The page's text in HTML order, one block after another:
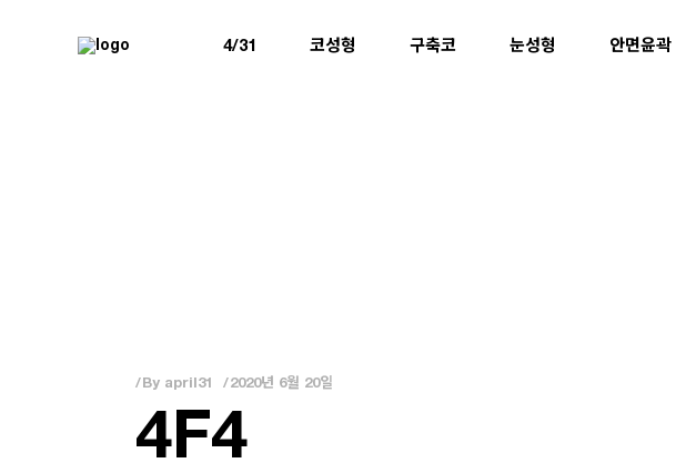
4/31 코성형 구축코 눈성형 안면윤곽
By april31 2020년 6월 20일
4F4